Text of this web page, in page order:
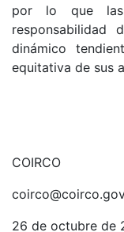
por lo que las
responsabilidad
dinámico
equitativa de sus
COIRCO
26 de octubre de